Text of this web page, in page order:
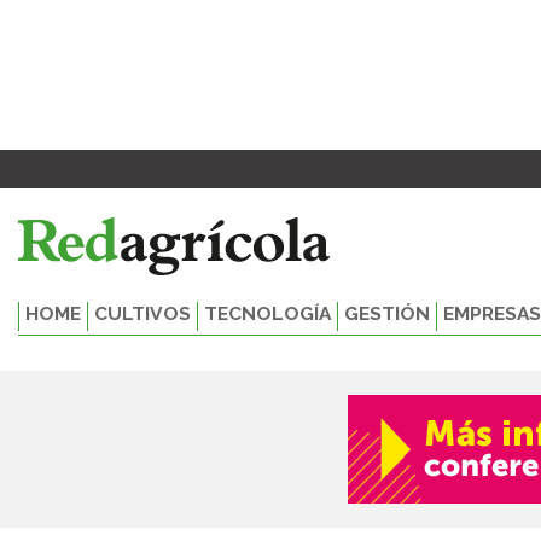
HOME CULTIVOS TECNOLOGÍA GESTIÓN EMPRESAS